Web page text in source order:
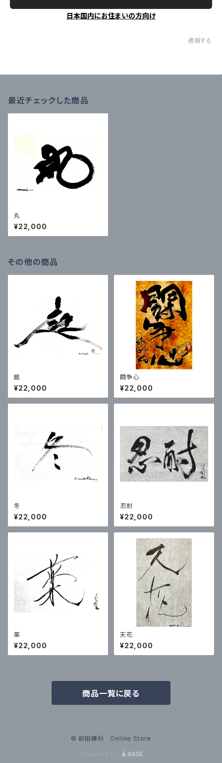
日本国内にお住まいの方向け
通報する
最近チェックした商品
丸
¥22,000
その他の商品
庭
¥22,000
闘争心
¥22,000
冬
¥22,000
忍耐
¥22,000
薬
¥22,000
天花
¥22,000
商品一覧に戻る
© 前田鎌利 Online Store